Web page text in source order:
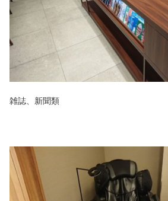
雑誌、新聞類